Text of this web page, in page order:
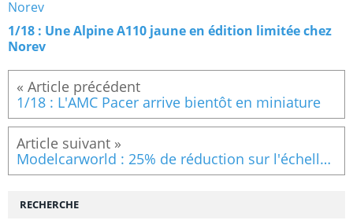
1/18 : Une Alpine A110 jaune en édition limitée chez
Norev
1/18 : L'AMC Pacer arrive bientôt en miniature
Modelcarworld : 25% de réduction sur l'échelle 1/64
RECHERCHE